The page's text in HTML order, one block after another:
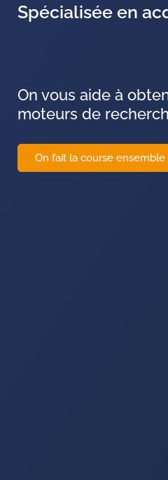
Spécialisée en
On vous aide à
moteurs de
On fait la course ensemble